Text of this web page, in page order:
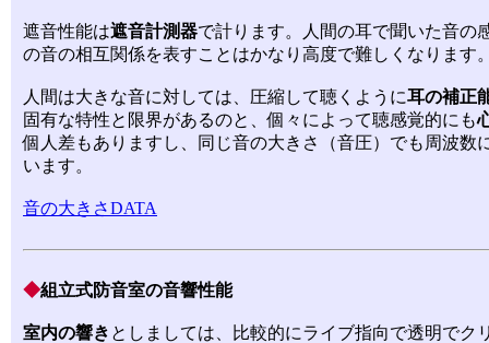
遮音性能は遮音計測器で計ります。人間の耳で聞いた音の
の音の相互関係を表すことはかなり高度で難しくなります
人間は大きな音に対しては、圧縮して聴くように耳の補正
固有な特性と限界があるのと、個々によって聴感覚的にも
個人差もありますし、同じ音の大きさ（音圧）でも周波数
います。
音の大きさDATA
◆組立式防音室の音響性能
室内の響き としましては、比較的にライブ指向で透明でク